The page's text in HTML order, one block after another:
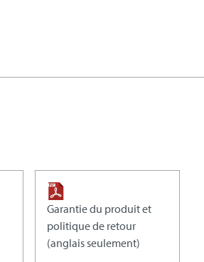
Garantie du produit et
politique de retour
(anglais seulement)